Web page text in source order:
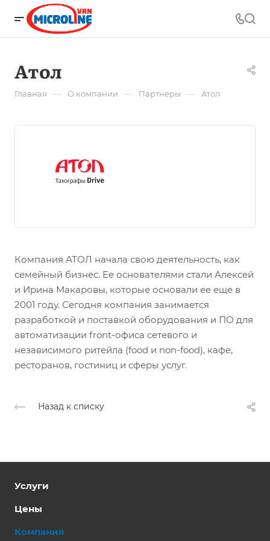
Атол
Главная — О компании — Партнеры — Атол
Компания АТОЛ начала свою деятельность, как
семейный бизнес. Ее основателями стали Алексей
и Ирина Макаровы, которые основали ее еще в
2001 году. Сегодня компания занимается
разработкой и поставкой оборудования и ПО для
автоматизации front-офиса сетевого и
независимого ритейла (food и non-food), кафе,
ресторанов, гостиниц и сферы услуг.
Назад к списку
Услуги
Цены
Компания